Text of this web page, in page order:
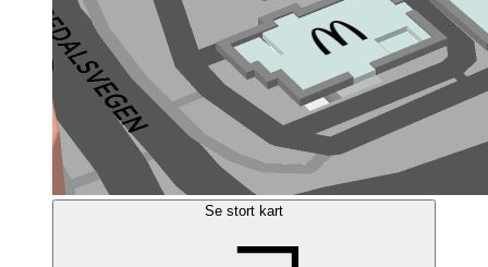
Se stort kart